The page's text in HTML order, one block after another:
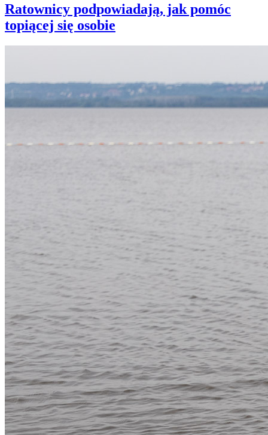
Ratownicy podpowiadają, jak pomóc
topiącej się osobie